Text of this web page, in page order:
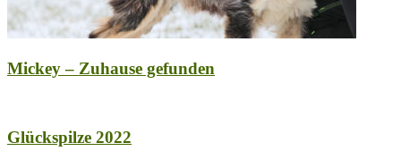
Mickey – Zuhause gefunden
Glückspilze 2022